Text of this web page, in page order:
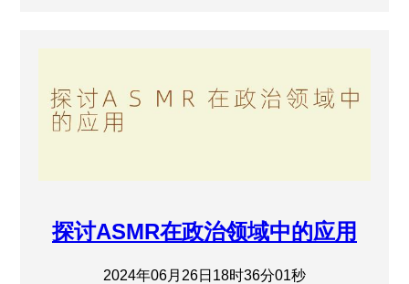
探讨ASMR在政治领域中的应用
2024年06月26日18时36分01秒